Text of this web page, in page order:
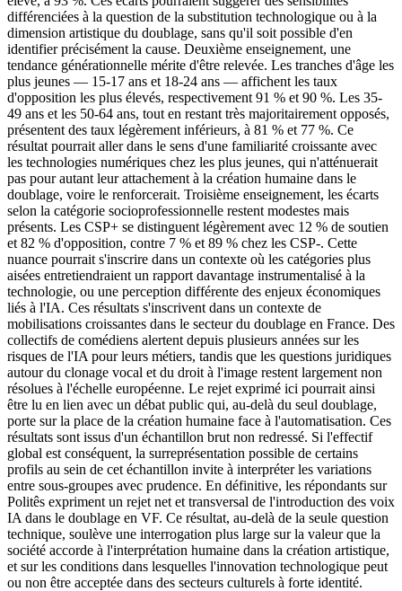
différenciées à la question de la substitution technologique ou à la
dimension artistique du doublage, sans qu'il soit possible d'en
identifier précisément la cause. Deuxième enseignement, une
tendance générationnelle mérite d'être relevée. Les tranches d'âge les
plus jeunes — 15-17 ans et 18-24 ans — affichent les taux
d'opposition les plus élevés, respectivement 91 % et 90 %. Les 35-
49 ans et les 50-64 ans, tout en restant très majoritairement opposés,
présentent des taux légèrement inférieurs, à 81 % et 77 %. Ce
résultat pourrait aller dans le sens d'une familiarité croissante avec
les technologies numériques chez les plus jeunes, qui n'atténuerait
pas pour autant leur attachement à la création humaine dans le
doublage, voire le renforcerait. Troisième enseignement, les écarts
selon la catégorie socioprofessionnelle restent modestes mais
présents. Les CSP+ se distinguent légèrement avec 12 % de soutien
et 82 % d'opposition, contre 7 % et 89 % chez les CSP-. Cette
nuance pourrait s'inscrire dans un contexte où les catégories plus
aisées entretiendraient un rapport davantage instrumentalisé à la
technologie, ou une perception différente des enjeux économiques
liés à l'IA. Ces résultats s'inscrivent dans un contexte de
mobilisations croissantes dans le secteur du doublage en France. Des
collectifs de comédiens alertent depuis plusieurs années sur les
risques de l'IA pour leurs métiers, tandis que les questions juridiques
autour du clonage vocal et du droit à l'image restent largement non
résolues à l'échelle européenne. Le rejet exprimé ici pourrait ainsi
être lu en lien avec un débat public qui, au-delà du seul doublage,
porte sur la place de la création humaine face à l'automatisation. Ces
résultats sont issus d'un échantillon brut non redressé. Si l'effectif
global est conséquent, la surreprésentation possible de certains
profils au sein de cet échantillon invite à interpréter les variations
entre sous-groupes avec prudence. En définitive, les répondants sur
Politês expriment un rejet net et transversal de l'introduction des voix
IA dans le doublage en VF. Ce résultat, au-delà de la seule question
technique, soulève une interrogation plus large sur la valeur que la
société accorde à l'interprétation humaine dans la création artistique,
et sur les conditions dans lesquelles l'innovation technologique peut
ou non être acceptée dans des secteurs culturels à forte identité.